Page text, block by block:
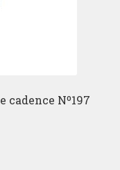
cadence Nº197